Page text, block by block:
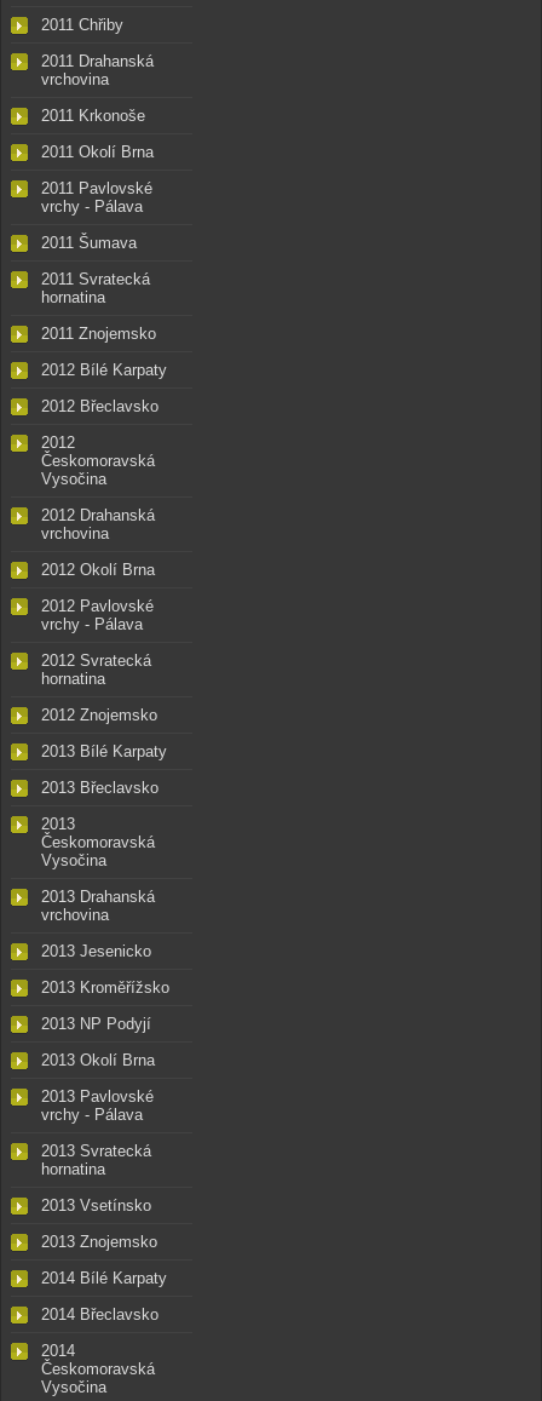
2011 Chřiby
2011 Drahanská
vrchovina
2011 Krkonoše
2011 Okolí Brna
2011 Pavlovské
vrchy - Pálava
2011 Šumava
2011 Svratecká
hornatina
2011 Znojemsko
2012 Bílé Karpaty
2012 Břeclavsko
2012
Českomoravská
Vysočina
2012 Drahanská
vrchovina
2012 Okolí Brna
2012 Pavlovské
vrchy - Pálava
2012 Svratecká
hornatina
2012 Znojemsko
2013 Bílé Karpaty
2013 Břeclavsko
2013
Českomoravská
Vysočina
2013 Drahanská
vrchovina
2013 Jesenicko
2013 Kroměřížsko
2013 NP Podyjí
2013 Okolí Brna
2013 Pavlovské
vrchy - Pálava
2013 Svratecká
hornatina
2013 Vsetínsko
2013 Znojemsko
2014 Bílé Karpaty
2014 Břeclavsko
2014
Českomoravská
Vysočina